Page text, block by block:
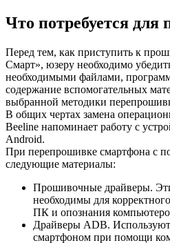
Что потребуется
Перед тем, как приступить к
Смарт», юзеру необходимо
необходимыми файлами,
содержание вспомогательных
выбранной методики
В общих чертах замена
Beeline напоминает работу с
Android.
При перепрошивке смартфона с
следующие материалы:
Прошивочные драйверы.
необходимы для
ПК и опознания
Драйверы ADB.
смартфоном при помощи